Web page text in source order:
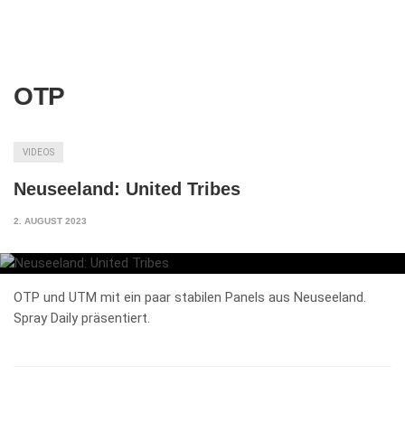
OTP
VIDEOS
Neuseeland: United Tribes
2. AUGUST 2023
OTP und UTM mit ein paar stabilen Panels aus Neuseeland.
Spray Daily präsentiert.